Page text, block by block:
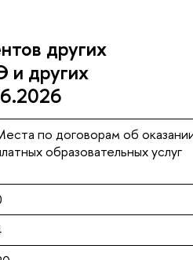
других
других
по договорам об
образовательных услуг